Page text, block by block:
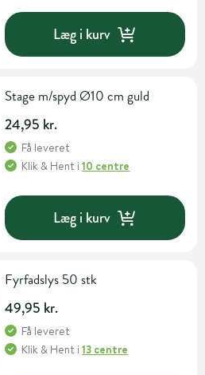
Læg i kurv
Stage m/spyd Ø10 cm guld
24,95 kr.
Få leveret
Klik & Hent i10 centre
Læg i kurv
Fyrfadslys 50 stk
49,95 kr.
Få leveret
Klik & Hent i13 centre